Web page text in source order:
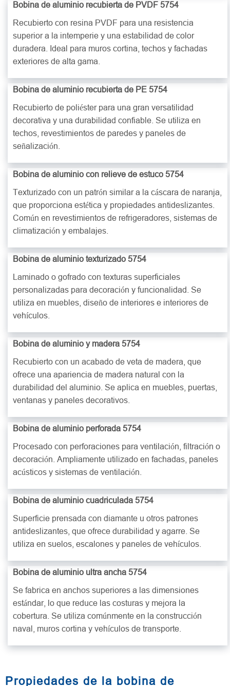
Bobina de aluminio recubierta de PVDF 5754
Recubierto con resina PVDF para una resistencia
superior a la intemperie y una estabilidad de color
duradera. Ideal para muros cortina, techos y fachadas
exteriores de alta gama.
Bobina de aluminio recubierta de PE 5754
Recubierto de poliéster para una gran versatilidad
decorativa y una durabilidad confiable. Se utiliza en
techos, revestimientos de paredes y paneles de
señalización.
Bobina de aluminio con relieve de estuco 5754
Texturizado con un patrón similar a la cáscara de naranja,
que proporciona estética y propiedades antideslizantes.
Común en revestimientos de refrigeradores, sistemas de
climatización y embalajes.
Bobina de aluminio texturizado 5754
Laminado o gofrado con texturas superficiales
personalizadas para decoración y funcionalidad. Se
utiliza en muebles, diseño de interiores e interiores de
vehículos.
Bobina de aluminio y madera 5754
Recubierto con un acabado de veta de madera, que
ofrece una apariencia de madera natural con la
durabilidad del aluminio. Se aplica en muebles, puertas,
ventanas y paneles decorativos.
Bobina de aluminio perforada 5754
Procesado con perforaciones para ventilación, filtración o
decoración. Ampliamente utilizado en fachadas, paneles
acústicos y sistemas de ventilación.
Bobina de aluminio cuadriculada 5754
Superficie prensada con diamante u otros patrones
antideslizantes, que ofrece durabilidad y agarre. Se
utiliza en suelos, escalones y paneles de vehículos.
Bobina de aluminio ultra ancha 5754
Se fabrica en anchos superiores a las dimensiones
estándar, lo que reduce las costuras y mejora la
cobertura. Se utiliza comúnmente en la construcción
naval, muros cortina y vehículos de transporte.
Propiedades de la bobina de